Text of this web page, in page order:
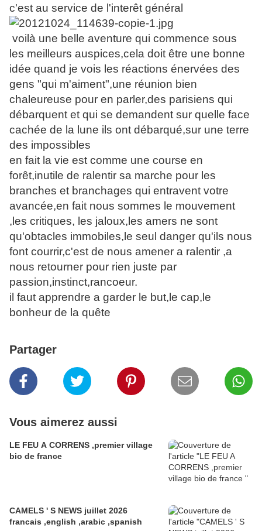
c'est au service de l'interêt général
voilà une belle aventure qui commence sous
les meilleurs auspices,cela doit être une bonne
idée quand je vois les réactions énervées des
gens "qui m'aiment",une réunion bien
chaleureuse pour en parler,des parisiens qui
débarquent et qui se demandent sur quelle face
cachée de la lune ils ont débarqué,sur une terre
des impossibles
en fait la vie est comme une course en
forêt,inutile de ralentir sa marche pour les
branches et branchages qui entravent votre
avancée,en fait nous sommes le mouvement
,les critiques, les jaloux,les amers ne sont
qu'obtacles immobiles,le seul danger qu'ils nous
font courrir,c'est de nous amener a ralentir ,a
nous retourner pour rien juste par
passion,instinct,rancoeur.
il faut apprendre a garder le but,le cap,le
bonheur de la quête
Partager
Vous aimerez aussi
LE FEU A CORRENS ,premier village
bio de france
CAMELS ' S NEWS juillet 2026
francais ,english ,arabic ,spanish